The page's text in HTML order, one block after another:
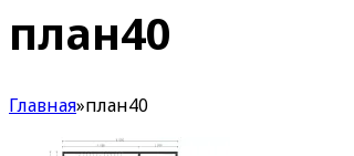
план40
Главная»план40